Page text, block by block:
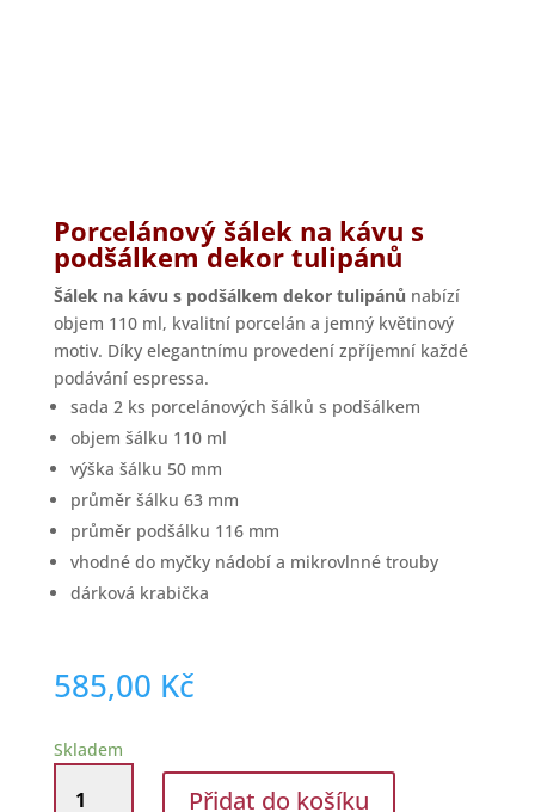
Porcelánový šálek na kávu s
podšálkem dekor tulipánů
Šálek na kávu s podšálkem dekor tulipánů nabízí
objem 110 ml, kvalitní porcelán a jemný květinový
motiv. Díky elegantnímu provedení zpříjemní každé
podávání espressa.
sada 2 ks porcelánových šálků s podšálkem
objem šálku 110 ml
výška šálku 50 mm
průměr šálku 63 mm
průměr podšálku 116 mm
vhodné do myčky nádobí a mikrovlnné trouby
dárková krabička
585,00 Kč
Skladem
šálek
Přidat do košíku